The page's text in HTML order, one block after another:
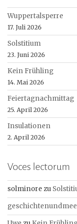
Wuppertalsperre
17. Juli 2026
Solstitium
23. Juni 2026
Kein Frühling
14. Mai 2026
Feiertagnachmittag
25. April 2026
Insulationen
2. April 2026
Voces lectorum
solminore zu